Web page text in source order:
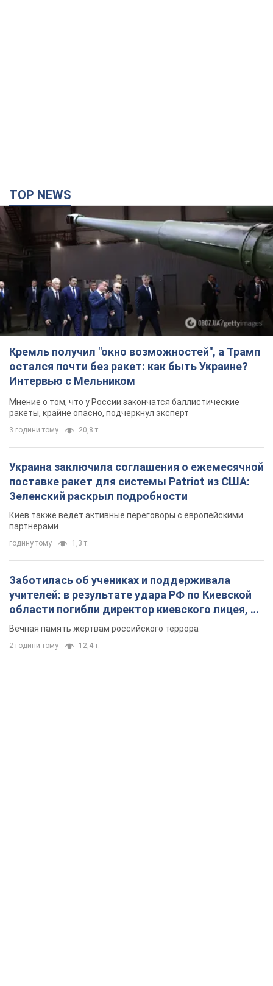
TOP NEWS
Кремль получил "окно возможностей", а Трамп
остался почти без ракет: как быть Украине?
Интервью с Мельником
Мнение о том, что у России закончатся баллистические
ракеты, крайне опасно, подчеркнул эксперт
3 години тому 20,8 т.
Украина заключила соглашения о ежемесячной
поставке ракет для системы Patriot из США:
Зеленский раскрыл подробности
Киев также ведет активные переговоры с европейскими
партнерами
годину тому 1,3 т.
Заботилась об учениках и поддерживала
учителей: в результате удара РФ по Киевской
области погибли директор киевского лицея, её
муж и внук
Вечная память жертвам российского террора
2 години тому 12,4 т.